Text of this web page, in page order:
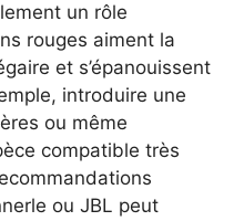
un rôle
rouges aiment la
et s’épanouissent
introduire une
ou même
compatible très
ou JBL peut